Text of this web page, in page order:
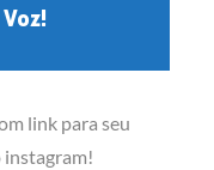
link para seu
instagram!